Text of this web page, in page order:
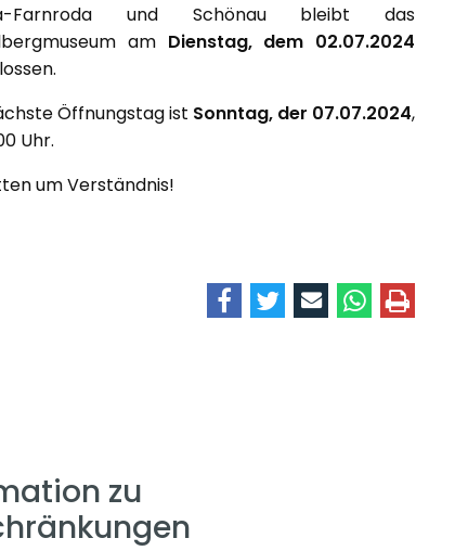
Farnroda und Schönau bleibt das
am Dienstag, dem 02.07.2024
Öffnungstag ist Sonntag, der 07.07.2024,
Uhr.
um Verständnis!
zu